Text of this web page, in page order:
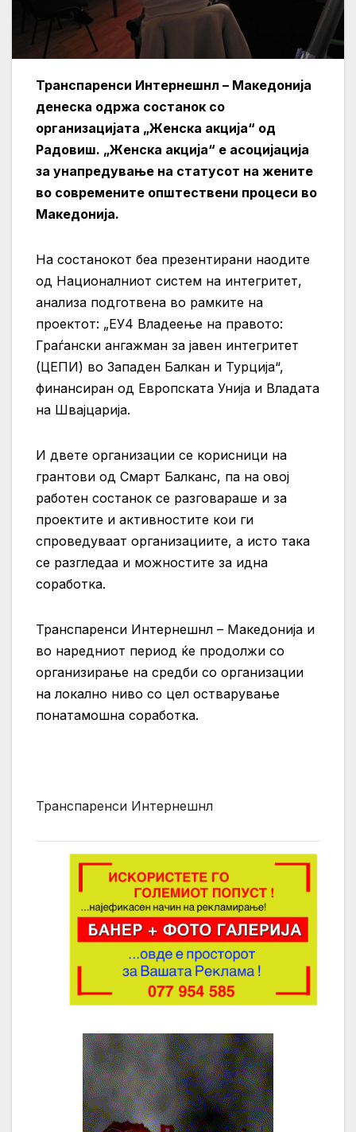
Транспаренси Интернешнл – Македонија
денеска одржа состанок со
организацијата „Женска акција“ од
Радовиш. „Женска акција“ е асоцијација
за унапредување на статусот на жените
во современите општествени процеси во
Македонија.
На состанокот беа презентирани наодите
од Националниот систем на интегритет,
анализа подготвена во рамките на
проектот: „ЕУ4 Владеење на правото:
Граѓански ангажман за јавен интегритет
(ЦЕПИ) во Западен Балкан и Турција“,
финансиран од Европската Унија и Владата
на Швајцарија.
И двете организации се корисници на
грантови од Смарт Балканс, па на овој
работен состанок се разговараше и за
проектите и активностите кои ги
спроведуваат организациите, а исто така
се разгледаа и можностите за идна
соработка.
Транспаренси Интернешнл – Македонија и
во наредниот период ќе продолжи со
организирање на средби со организации
на локално ниво со цел остварување
понатамошна соработка.
Транспаренси Интернешнл